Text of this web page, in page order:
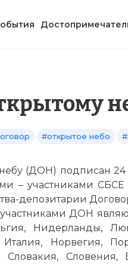
#открытое небо
(ДОН) подписан
– участниками
депозитарии
ДОН
Нидерланды,
Норвегия,
Словения,